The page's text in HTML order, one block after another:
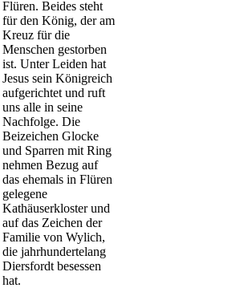
Flüren. Beides steht
für den König, der am
Kreuz für die
Menschen gestorben
ist. Unter Leiden hat
Jesus sein Königreich
aufgerichtet und ruft
uns alle in seine
Nachfolge. Die
Beizeichen Glocke
und Sparren mit Ring
nehmen Bezug auf
das ehemals in Flüren
gelegene
Kathäuserkloster und
auf das Zeichen der
Familie von Wylich,
die jahrhundertelang
Diersfordt besessen
hat.